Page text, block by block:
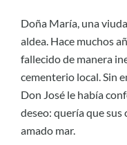
Doña María, una
aldea. Hace muchos
fallecido de manera
cementerio local. Sin
Don José le había
deseo: quería que sus
amado mar.